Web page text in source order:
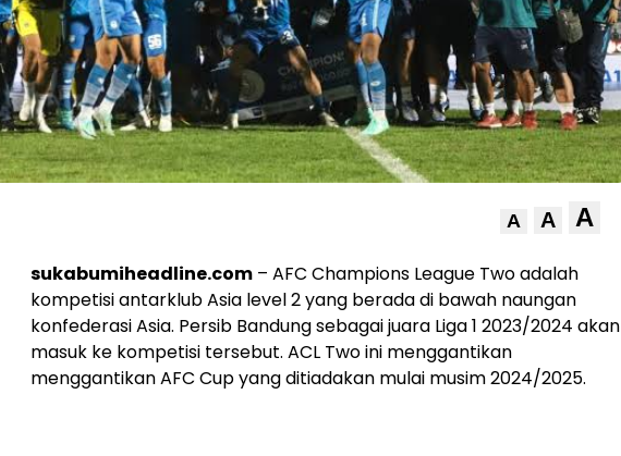
A A A
sukabumiheadline.com – AFC Champions League Two adalah
kompetisi antarklub Asia level 2 yang berada di bawah naungan
konfederasi Asia. Persib Bandung sebagai juara Liga 1 2023/2024 akan
masuk ke kompetisi tersebut. ACL Two ini menggantikan
menggantikan AFC Cup yang ditiadakan mulai musim 2024/2025.